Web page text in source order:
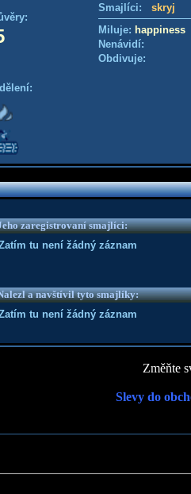
Smajlíci: skryj
Miluje: happiness
Nenávidí:
Obdivuje:
zaregistrovaní smajlíci:
tu není žádný záznam
a navštívil tyto smajlíky:
tu není žádný záznam
Změňte
Slevy do